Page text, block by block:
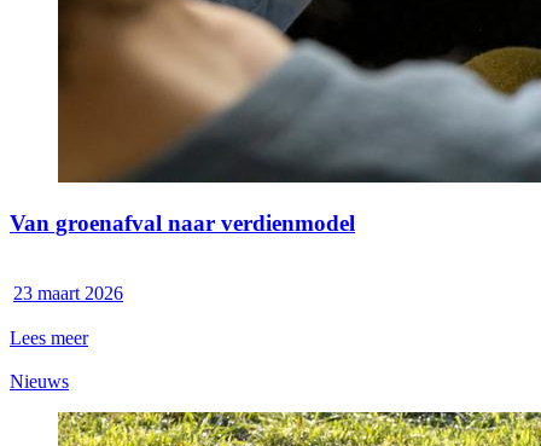
Van groenafval naar verdienmodel
23 maart 2026
Lees meer
Nieuws